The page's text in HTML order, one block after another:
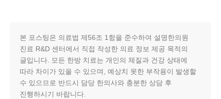
본 포스팅은 의료법 제56조 1항을 준수하여 설명한의원
진료 R&D 센터에서 직접 작성한 의료 정보 제공 목적의
글입니다. 모든 한방 치료는 개인의 체질과 건강 상태에
따라 차이가 있을 수 있으며, 예상치 못한 부작용이 발생할
수 있으므로 반드시 담당 한의사와 충분한 상담 후
진행하시기 바랍니다.